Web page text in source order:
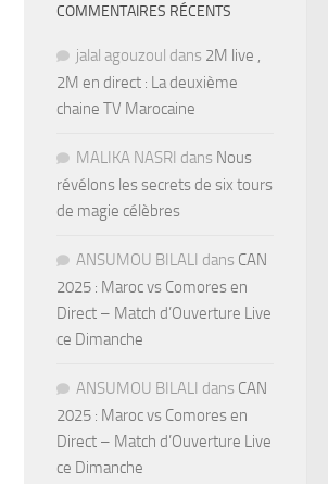
COMMENTAIRES RÉCENTS
jalal agouzoul dans 2M live ,
2M en direct : La deuxième
chaine TV Marocaine
MALIKA NASRI dans Nous
révélons les secrets de six tours
de magie célèbres
ANSUMOU BILALI dans CAN
2025 : Maroc vs Comores en
Direct – Match d’Ouverture Live
ce Dimanche
ANSUMOU BILALI dans CAN
2025 : Maroc vs Comores en
Direct – Match d’Ouverture Live
ce Dimanche